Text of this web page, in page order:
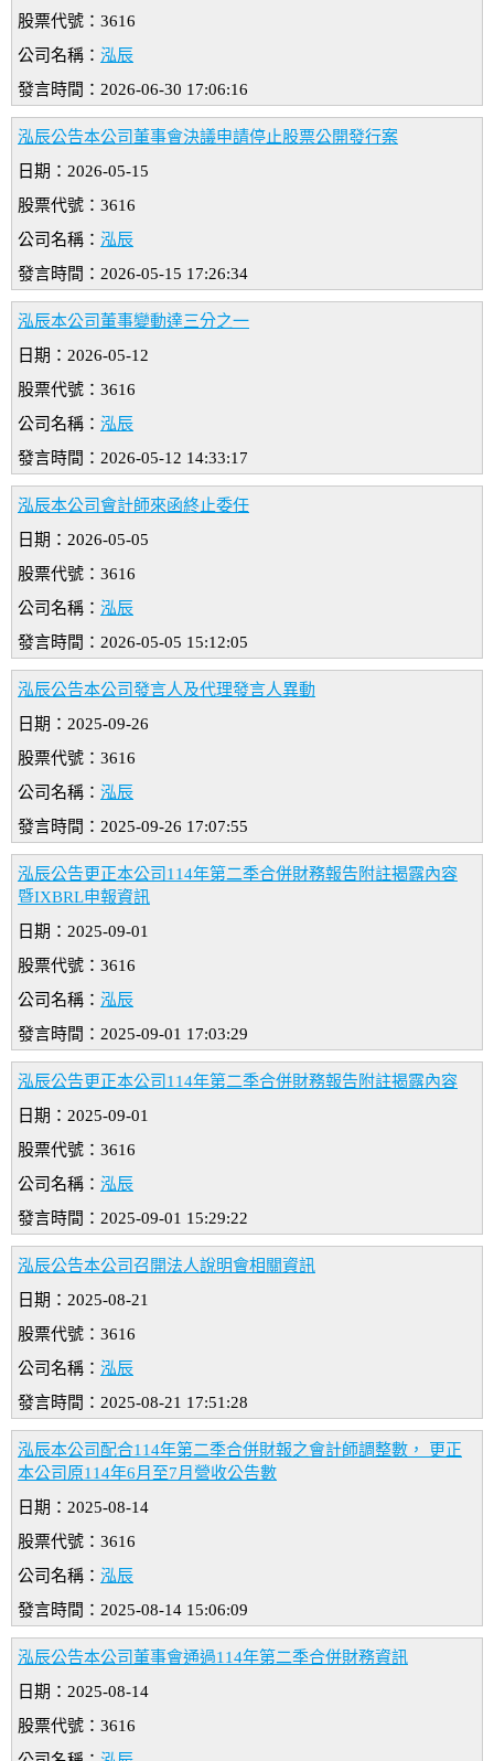
股票代號：3616
公司名稱： 泓辰
發言時間：2026-06-30 17:06:16
泓辰公告本公司董事會決議申請停止股票公開發行案
日期：2026-05-15
股票代號：3616
公司名稱： 泓辰
發言時間：2026-05-15 17:26:34
泓辰本公司董事變動達三分之一
日期：2026-05-12
股票代號：3616
公司名稱： 泓辰
發言時間：2026-05-12 14:33:17
泓辰本公司會計師來函終止委任
日期：2026-05-05
股票代號：3616
公司名稱： 泓辰
發言時間：2026-05-05 15:12:05
泓辰公告本公司發言人及代理發言人異動
日期：2025-09-26
股票代號：3616
公司名稱： 泓辰
發言時間：2025-09-26 17:07:55
泓辰公告更正本公司114年第二季合併財務報告附註揭露內容
暨IXBRL申報資訊
日期：2025-09-01
股票代號：3616
公司名稱： 泓辰
發言時間：2025-09-01 17:03:29
泓辰公告更正本公司114年第二季合併財務報告附註揭露內容
日期：2025-09-01
股票代號：3616
公司名稱： 泓辰
發言時間：2025-09-01 15:29:22
泓辰公告本公司召開法人說明會相關資訊
日期：2025-08-21
股票代號：3616
公司名稱： 泓辰
發言時間：2025-08-21 17:51:28
泓辰本公司配合114年第二季合併財報之會計師調整數， 更正
本公司原114年6月至7月營收公告數
日期：2025-08-14
股票代號：3616
公司名稱： 泓辰
發言時間：2025-08-14 15:06:09
泓辰公告本公司董事會通過114年第二季合併財務資訊
日期：2025-08-14
股票代號：3616